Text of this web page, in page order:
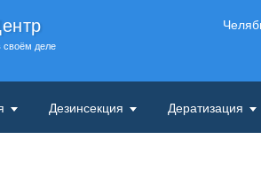
своём деле
Дезинсекция Дератизация